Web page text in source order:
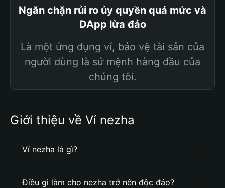
Ngăn chặn rủi ro ủy quyền quá mức và
DApp lừa đảo
Là một ứng dụng ví, bảo vệ tài sản của
người dùng là sứ mệnh hàng đầu của
chúng tôi.
Giới thiệu về Ví nezha
Ví nezha là gì?
Điều gì làm cho nezha trở nên độc đáo?